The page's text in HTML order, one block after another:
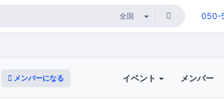
050-
メンバーになる イベント メンバー